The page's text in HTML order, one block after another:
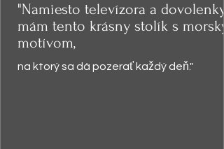
"Namiesto televízora a dovolenky,
mám tento krásny stolík s
motívom,
na ktorý sa dá pozerať každý deň."